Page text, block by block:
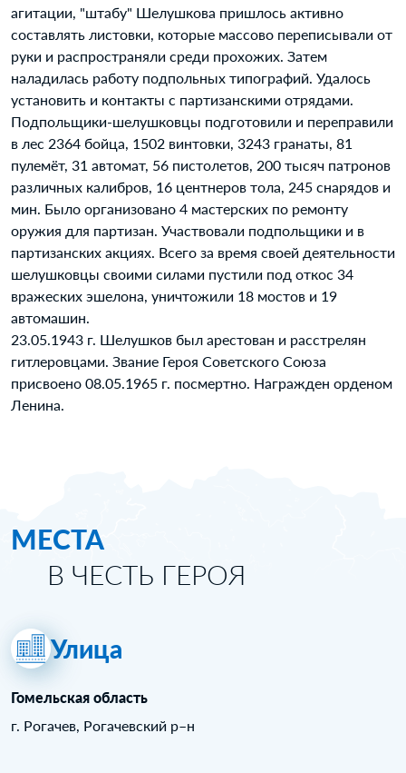
агитации, "штабу" Шелушкова пришлось активно
составлять листовки, которые массово переписывали от
руки и распространяли среди прохожих. Затем
наладилась работу подпольных типографий. Удалось
установить и контакты с партизанскими отрядами.
Подпольщики-шелушковцы подготовили и переправили
в лес 2364 бойца, 1502 винтовки, 3243 гранаты, 81
пулемёт, 31 автомат, 56 пистолетов, 200 тысяч патронов
различных калибров, 16 центнеров тола, 245 снарядов и
мин. Было организовано 4 мастерских по ремонту
оружия для партизан. Участвовали подпольщики и в
партизанских акциях. Всего за время своей деятельности
шелушковцы своими силами пустили под откос 34
вражеских эшелона, уничтожили 18 мостов и 19
автомашин.
23.05.1943 г. Шелушков был арестован и расстрелян
гитлеровцами. Звание Героя Советского Союза
присвоено 08.05.1965 г. посмертно. Награжден орденом
Ленина.
МЕСТА
В ЧЕСТЬ ГЕРОЯ
Улица
Гомельская область
г. Рогачев, Рогачевский р–н